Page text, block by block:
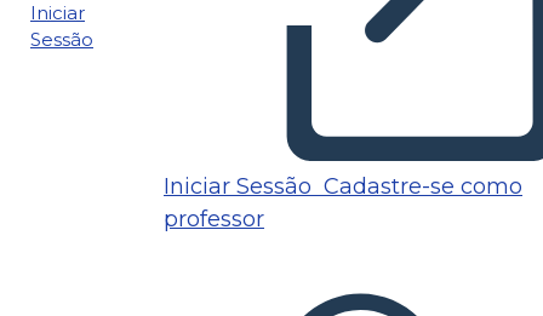
Iniciar
Sessão
Iniciar Sessão Cadastre-se como
professor